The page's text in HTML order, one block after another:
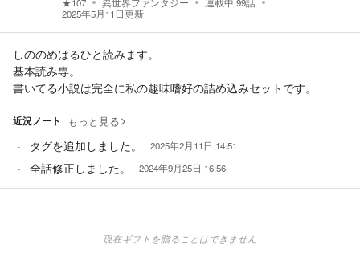
2025年5月11日更新
しののめはるひと読みます。
基本読み専。
書いてる小説は完全に私の趣味嗜好の詰め込みセットです。
近況ノート もっと見る
タグを追加しました。 2025年2月11日 14:51
全話修正しました。 2024年9月25日 16:56
現在ギフトを贈ることはできません